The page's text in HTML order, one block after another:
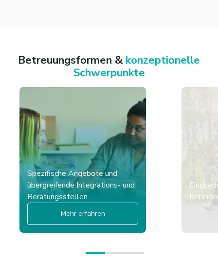
Betreuungsformen & konzeptionelle
Schwerpunkte
Spezifische Angebote und
übergreifende Integrations- und
Beratungsstellen
Mehr erfahren